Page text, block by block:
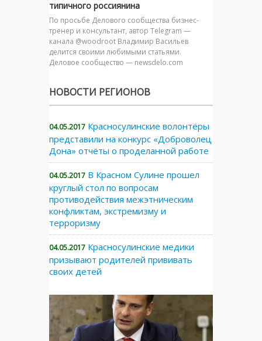
типичного россиянина
По просьбе Делового сообщества бизнес-
тренер и консультант, автор Telegram —
канала @woodroot Владимир Васильев
делится своими любимыми статьями.
Деловое сообщество — newsdelo.com
НОВОСТИ РЕГИОНОВ
04.05.2017 Красносулинские волонтёры
представили на конкурс «Доброволец
Дона» отчёты о проделанной работе
04.05.2017 В Красном Сулине прошел
круглый стол по вопросам
противодействия межэтническим
конфликтам, экстремизму и
терроризму
04.05.2017 Красносулинские медики
призывают родителей прививать
своих детей